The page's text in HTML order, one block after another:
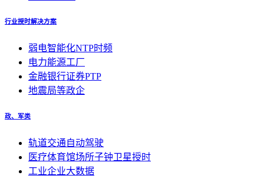
行业授时解决方案
弱电智能化NTP时频
电力能源工厂
金融银行证券PTP
地震局等政企
政、军类
轨道交通自动驾驶
医疗体育馆场所子钟卫星授时
工业企业大数据